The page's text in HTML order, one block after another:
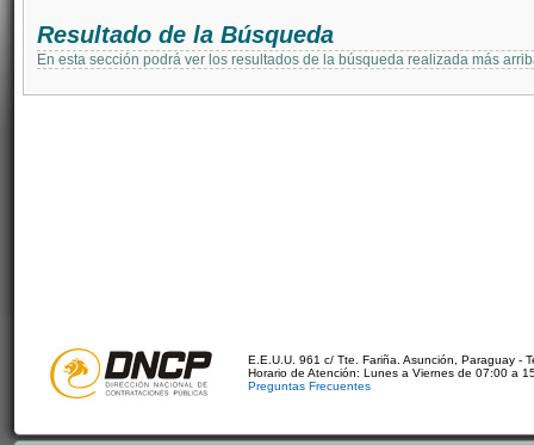
Resultado de la Búsqueda
En esta sección podrá ver los resultados de la búsqueda realizada más
E.E.U.U. 961 c/ Tte. Fariña. Asunción, Paraguay -
Horario de Atención: Lunes a Viernes de 07:00 a
Preguntas Frecuentes